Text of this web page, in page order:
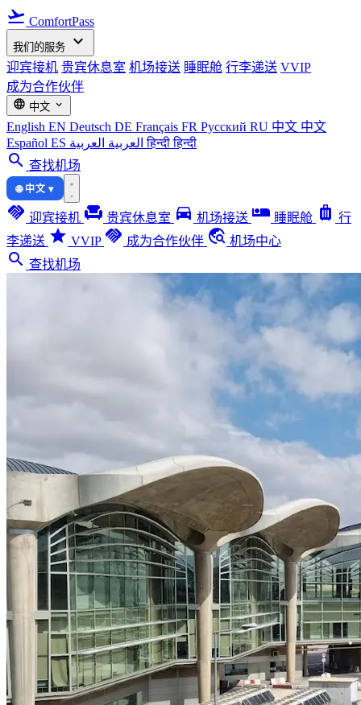
flight_takeoff ComfortPass
我们的服务 expand_more
迎宾接机 贵宾休息室 机场接送 睡眠舱 行李递送 VVIP
成为合作伙伴
language 中文 expand_more
English EN Deutsch DE Français FR Русский RU 中文 中文
Español ES العربية العربية हिन्दीहिन्दी
search 查找机场
🌐 中文 ▾
handshake 迎宾接机 chair 贵宾休息室 directions_car 机场接送 airline_seat_individual_suite 睡眠舱 luggage 行
李递送 star VVIP handshake 成为合作伙伴 travel_explore 机场中心
search 查找机场